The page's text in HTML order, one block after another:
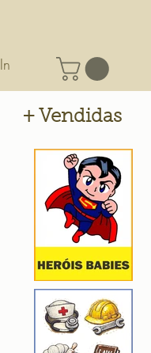
+ Vendidas